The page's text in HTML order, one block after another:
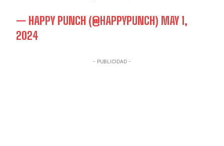
— HAPPY PUNCH (@HAPPYPUNCH) MAY 1,
2024
- PUBLICIDAD -